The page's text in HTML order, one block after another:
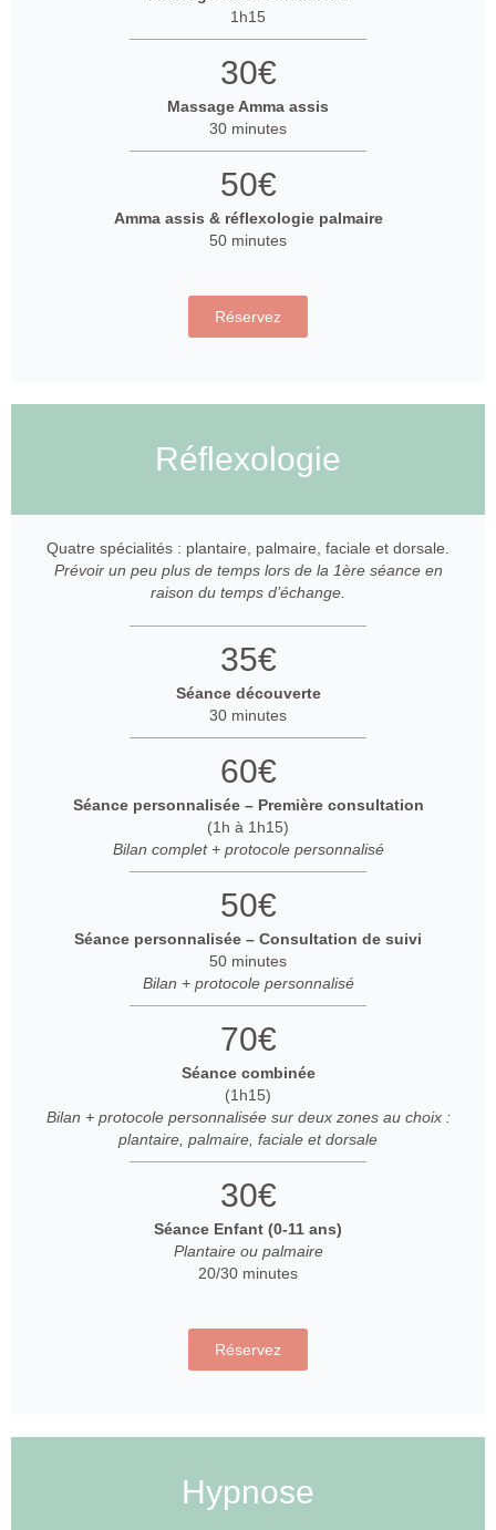
1h15
30€
Massage Amma assis
30 minutes
50€
Amma assis & réflexologie palmaire
50 minutes
Réservez
Réflexologie
Quatre spécialités : plantaire, palmaire, faciale et dorsale.
Prévoir un peu plus de temps lors de la 1ère séance en
raison du temps d’échange.
35€
Séance découverte
30 minutes
60€
Séance personnalisée – Première consultation
(1h à 1h15)
Bilan complet + protocole personnalisé
50€
Séance personnalisée – Consultation de suivi
50 minutes
Bilan + protocole personnalisé
70€
Séance combinée
(1h15)
Bilan + protocole personnalisée sur deux zones au choix :
plantaire, palmaire, faciale et dorsale
30€
Séance Enfant (0-11 ans)
Plantaire ou palmaire
20/30 minutes
Réservez
Hypnose